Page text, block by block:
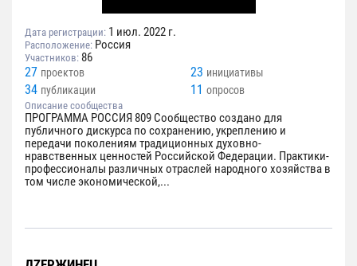
Дата регистрации: 1 июл. 2022 г.
Расположение: Россия
Участников: 86
27 проектов 23 инициативы
34 публикации 11 опросов
Описание сообщества
ПРОГРАММА РОССИЯ 809 Сообщество создано для
публичного дискурса по сохранению, укреплению и
передачи поколениям традиционных духовно-
нравственных ценностей Российской Федерации. Практики-
профессионалы различных отраслей народного хозяйства в
том числе экономической,...